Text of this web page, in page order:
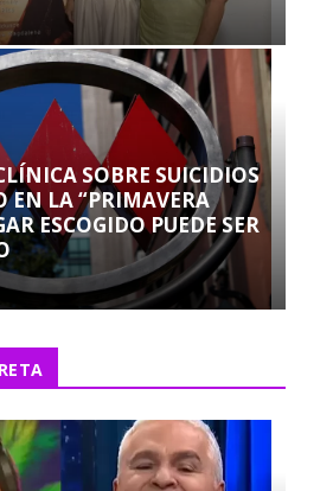
SOBRE SUICIDIOS
EN LA “PRIMAVERA
ESCOGIDO PUEDE SER